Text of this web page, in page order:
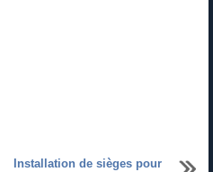
Installation de sièges pour